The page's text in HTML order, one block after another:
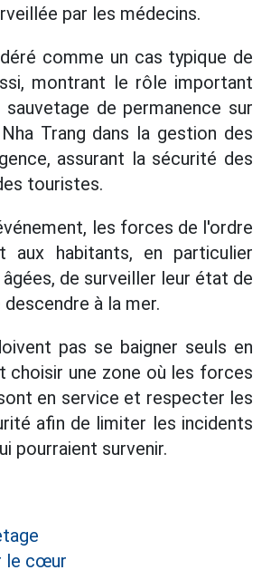
par les médecins.
comme un cas typique de
montrant le rôle important
de permanence sur
Trang dans la gestion des
assurant la sécurité des
touristes.
les forces de l'ordre
aux habitants, en particulier
de surveiller leur état de
à la mer.
pas se baigner seuls en
choisir une zone où les forces
en service et respecter les
afin de limiter les incidents
pourraient survenir.
le cœur